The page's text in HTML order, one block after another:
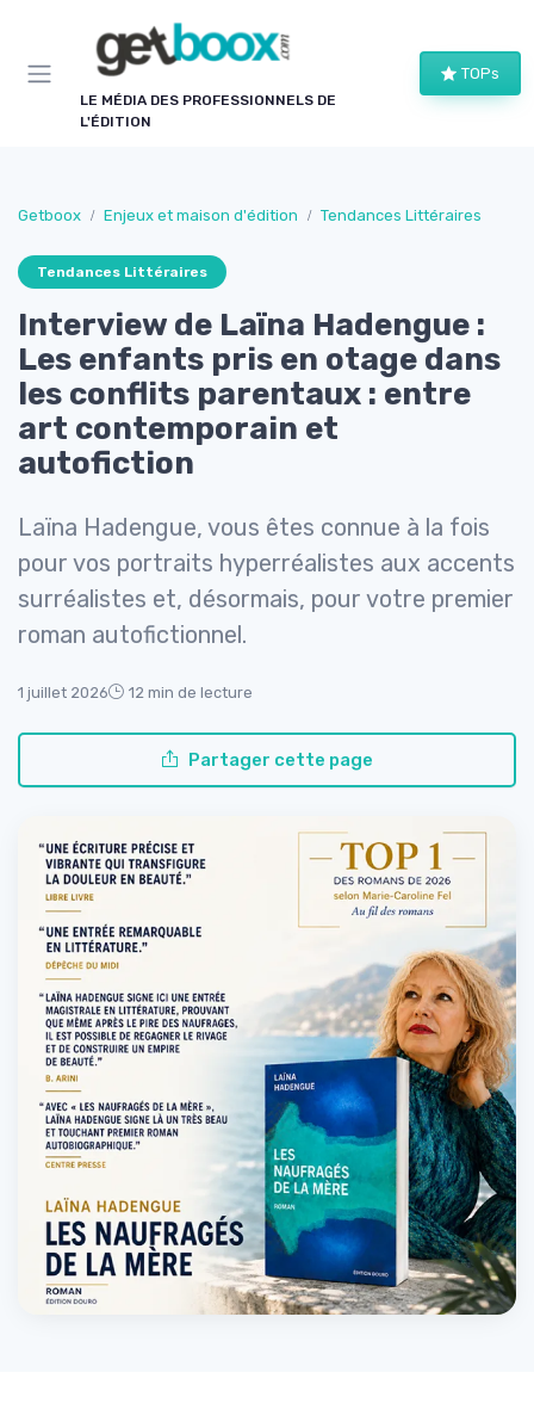
LE MÉDIA DES PROFESSIONNELS DE
L'ÉDITION
TOPs
Getboox Enjeux et maison d'édition Tendances Littéraires
Tendances Littéraires
Interview de Laïna Hadengue :
Les enfants pris en otage dans
les conflits parentaux : entre
art contemporain et
autofiction
Laïna Hadengue, vous êtes connue à la fois
pour vos portraits hyperréalistes aux accents
surréalistes et, désormais, pour votre premier
roman autofictionnel.
1 juillet 2026 12 min de lecture
Partager cette page